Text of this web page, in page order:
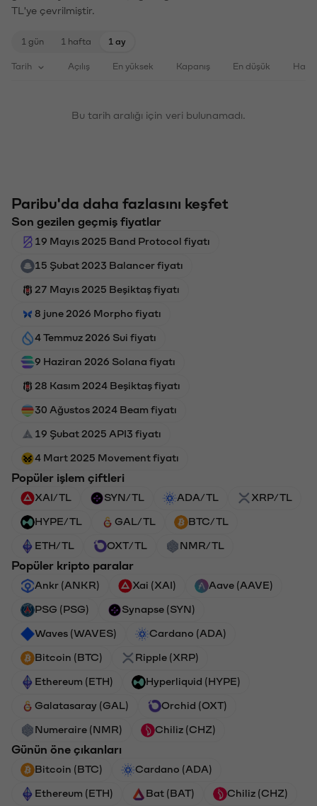
TL'ye çevrilmiştir.
1 gün 1 hafta 1 ay
Tarih Açılış En yüksek Kapanış En düşük
Bu tarih aralığı için veri bulunamadı.
Paribu'da daha fazlasını keşfet
Son gezilen geçmiş fiyatlar
19 Mayıs 2025 Band Protocol fiyatı
15 Şubat 2023 Balancer fiyatı
27 Mayıs 2025 Beşiktaş fiyatı
8 june 2026 Morpho fiyatı
4 Temmuz 2026 Sui fiyatı
9 Haziran 2026 Solana fiyatı
28 Kasım 2024 Beşiktaş fiyatı
30 Ağustos 2024 Beam fiyatı
19 Şubat 2025 API3 fiyatı
4 Mart 2025 Movement fiyatı
Popüler işlem çiftleri
XAI/TL SYN/TL ADA/TL XRP/TL
HYPE/TL GAL/TL BTC/TL
ETH/TL OXT/TL NMR/TL
Popüler kripto paralar
Ankr (ANKR) Xai (XAI) Aave (AAVE)
PSG (PSG) Synapse (SYN)
Waves (WAVES) Cardano (ADA)
Bitcoin (BTC) Ripple (XRP)
Ethereum (ETH) Hyperliquid (HYPE)
Galatasaray (GAL) Orchid (OXT)
Numeraire (NMR) Chiliz (CHZ)
Günün öne çıkanları
Bitcoin (BTC) Cardano (ADA)
Ethereum (ETH) Bat (BAT) Chiliz (CHZ)